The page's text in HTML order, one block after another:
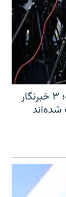
یک سالگی بازگشت طالبان به قدرت؛ ۳ خبرنگار